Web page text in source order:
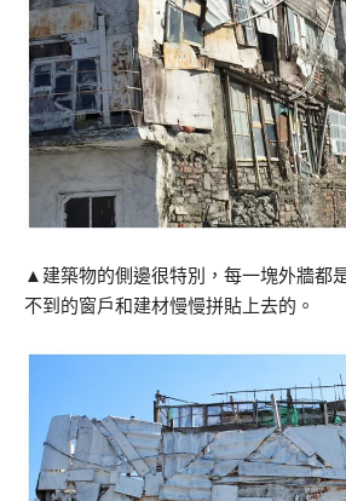
▲建築物的側邊很特別，每一塊外牆都
不到的窗戶和建材慢慢拼貼上去的。